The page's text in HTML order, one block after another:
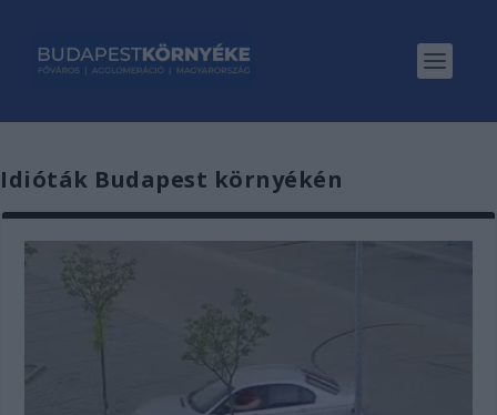
Idióták Budapest környékén